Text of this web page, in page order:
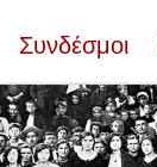
Συνδέσμοι